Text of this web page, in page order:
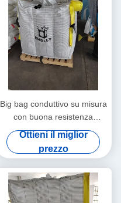
Big bag conduttivo su misura
con buona resistenza
all'acqua e al freddo
Ottieni il miglior
prezzo